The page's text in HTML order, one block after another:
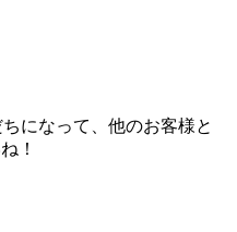
になって、他のお客様と
！